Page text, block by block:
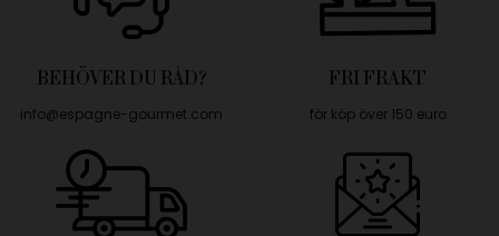
BEHÖVER DU RÅD?
info@espagne-gourmet.com
FRI FRAKT
för köp över 150 euro